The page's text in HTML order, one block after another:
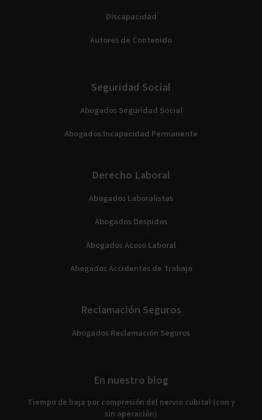
Discapacidad
Autores de Contenido
Seguridad Social
Abogados Seguridad Social
Abogados Incapacidad Permanente
Derecho Laboral
Abogados Laboralistas
Abogados Despidos
Abogados Acoso Laboral
Abogados Accidentes de Trabajo
Reclamación Seguros
Abogados Reclamación Seguros
En nuestro blog
Tiempo de baja por compresión del nervio cubital (con y
sin operación)